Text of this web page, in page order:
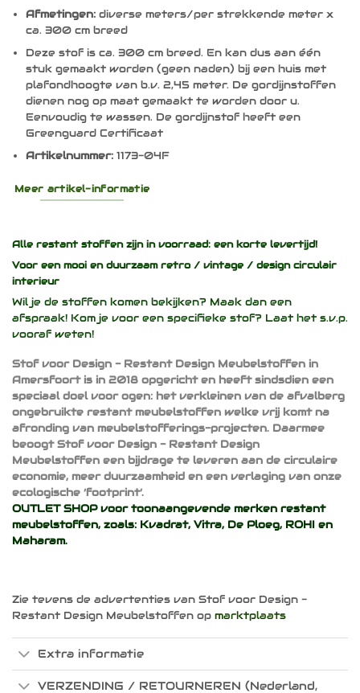
Afmetingen:diverse meters/per strekkende meter x
ca. 300 cm breed
Deze stof is ca. 300 cm breed. En kan dus aan één
stuk gemaakt worden (geen naden) bij een huis met
plafondhoogte van b.v. 2,45 meter. De gordijnstoffen
dienen nog op maat gemaakt te worden door u.
Eenvoudig te wassen. De gordijnstof heeft een
Greenguard Certificaat
Artikelnummer: 1173-04F
Meer artikel-informatie
Alle restant stoffen zijn in voorraad: een korte levertijd!
Voor een mooi en duurzaam retro / vintage / design circulair
interieur
Wil je de stoffen komen bekijken? Maak dan een
afspraak! Kom je voor een specifieke stof? Laat het s.v.p.
vooraf weten!
Stof voor Design - Restant Design Meubelstoffen in
Amersfoort is in 2018 opgericht en heeft sindsdien een
speciaal doel voor ogen: het verkleinen van de afvalberg
ongebruikte restant meubelstoffen welke vrij komt na
afronding van meubelstofferings-projecten. Daarmee
beoogt Stof voor Design - Restant Design
Meubelstoffen een bijdrage te leveren aan de circulaire
economie, meer duurzaamheid en een verlaging van onze
ecologische ‘footprint’.
OUTLET SHOP voor toonaangevende merken restant
meubelstoffen, zoals: Kvadrat, Vitra, De Ploeg, ROHI en
Maharam.
Zie tevens de advertenties van Stof voor Design -
Restant Design Meubelstoffen op marktplaats
Extra informatie
VERZENDING / RETOURNEREN (Nederland,